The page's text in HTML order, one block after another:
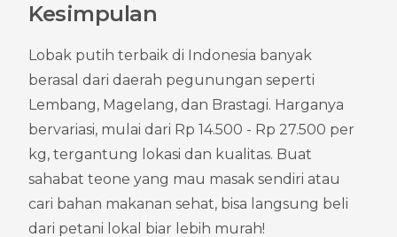
Kesimpulan
Lobak putih terbaik di Indonesia banyak
berasal dari daerah pegunungan seperti
Lembang, Magelang, dan Brastagi. Harganya
bervariasi, mulai dari Rp 14.500 - Rp 27.500 per
kg, tergantung lokasi dan kualitas. Buat
sahabat teone yang mau masak sendiri atau
cari bahan makanan sehat, bisa langsung beli
dari petani lokal biar lebih murah!